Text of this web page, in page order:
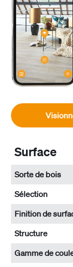
Surface
Sorte de bois
Sélection
Finition de
Structure
Gamme de